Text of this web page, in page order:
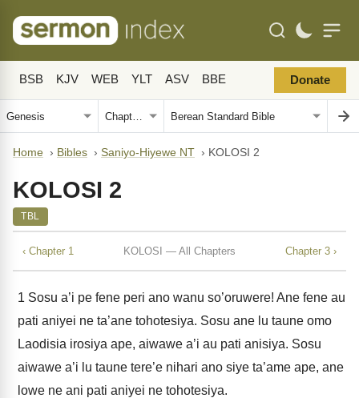
BSB KJV WEB YLT ASV BBE Donate
Home › Bibles › Saniyo-Hiyewe NT › KOLOSI 2
KOLOSI 2
TBL
‹ Chapter 1 KOLOSI — All Chapters Chapter 3 ›
1 Sosu a’i pe fene peri ano wanu so’oruwere! Ane fene au
pati aniyei ne ta’ane tohotesiya. Sosu ane lu taune omo
Laodisia irosiya ape, aiwawe a’i au pati anisiya. Sosu
aiwawe a’i lu taune tere’e nihari ano siye ta’ame ape, ane
lowe ne ani pati aniyei ne tohotesiya.